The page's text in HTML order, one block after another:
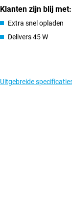
Klanten zijn blij met:
Extra snel opladen
Delivers 45 W
Uitgebreide